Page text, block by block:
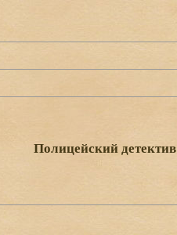
Полицейский детектив